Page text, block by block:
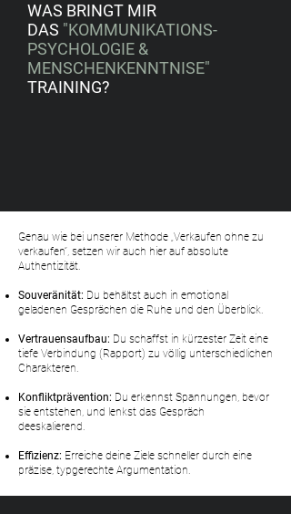
WAS BRINGT MIR
DAS "KOMMUNIKATIONS-
PSYCHOLOGIE &
MENSCHENKENNTNISE"
TRAINING?
Genau wie bei unserer Methode „Verkaufen ohne zu
verkaufen“, setzen wir auch hier auf absolute
Authentizität.
Souveränität: Du behältst auch in emotional
geladenen Gesprächen die Ruhe und den Überblick.
Vertrauensaufbau: Du schaffst in kürzester Zeit eine
tiefe Verbindung (Rapport) zu völlig unterschiedlichen
Charakteren.
Konfliktprävention: Du erkennst Spannungen, bevor
sie entstehen, und lenkst das Gespräch
deeskalierend.
Effizienz: Erreiche deine Ziele schneller durch eine
präzise, typgerechte Argumentation.